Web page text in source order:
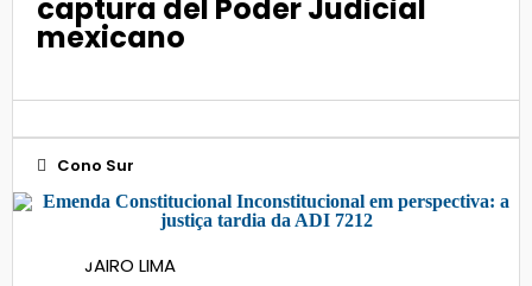
captura del Poder Judicial
mexicano
Cono Sur
16
JAIRO LIMA